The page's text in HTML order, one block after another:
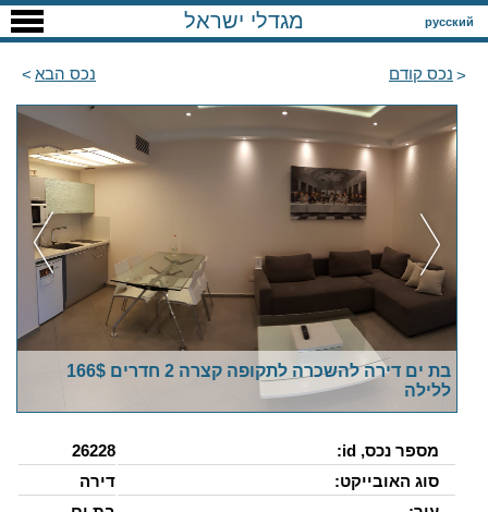
русский מגדלי ישראל
נכס קודם נכס הבא
בת ים דירה להשכרה לתקופה קצרה 2 חדרים 166$
ללילה
מספר נכס, id:
26228
סוג האובייקט:
דירה